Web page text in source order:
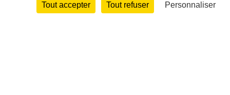
Envie de participer ? Connexion
Tout accepter
Tout refuser Personnaliser